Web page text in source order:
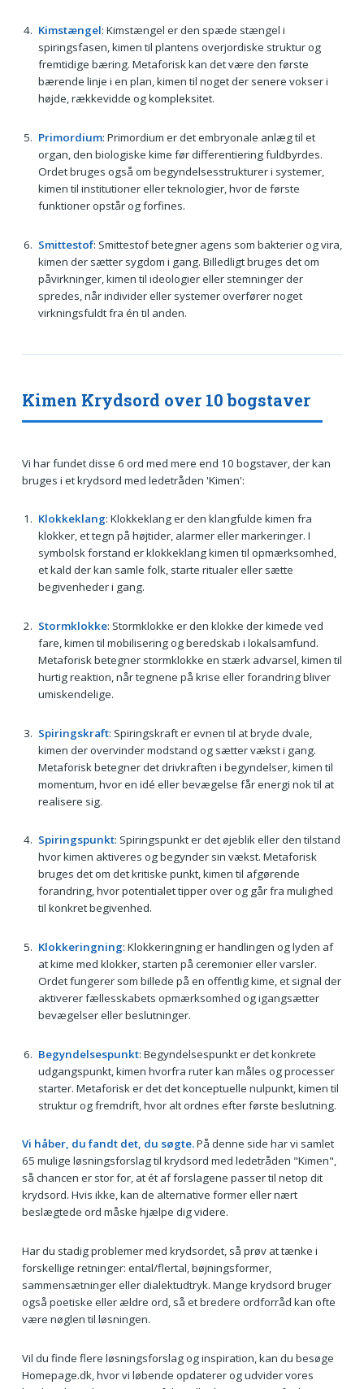
Kimstængel: Kimstængel er den spæde stængel i
spiringsfasen, kimen til plantens overjordiske struktur og
fremtidige bæring. Metaforisk kan det være den første
bærende linje i en plan, kimen til noget der senere vokser i
højde, rækkevidde og kompleksitet.
Primordium: Primordium er det embryonale anlæg til et
organ, den biologiske kime før differentiering fuldbyrdes.
Ordet bruges også om begyndelsesstrukturer i systemer,
kimen til institutioner eller teknologier, hvor de første
funktioner opstår og forfines.
Smittestof: Smittestof betegner agens som bakterier og vira,
kimen der sætter sygdom i gang. Billedligt bruges det om
påvirkninger, kimen til ideologier eller stemninger der
spredes, når individer eller systemer overfører noget
virkningsfuldt fra én til anden.
Kimen Krydsord over 10 bogstaver
Vi har fundet disse 6 ord med mere end 10 bogstaver, der kan
bruges i et krydsord med ledetråden 'Kimen':
Klokkeklang: Klokkeklang er den klangfulde kimen fra
klokker, et tegn på højtider, alarmer eller markeringer. I
symbolsk forstand er klokkeklang kimen til opmærksomhed,
et kald der kan samle folk, starte ritualer eller sætte
begivenheder i gang.
Stormklokke: Stormklokke er den klokke der kimede ved
fare, kimen til mobilisering og beredskab i lokalsamfund.
Metaforisk betegner stormklokke en stærk advarsel, kimen til
hurtig reaktion, når tegnene på krise eller forandring bliver
umiskendelige.
Spiringskraft: Spiringskraft er evnen til at bryde dvale,
kimen der overvind­er modstand og sætter vækst i gang.
Metaforisk betegner det drivkraften i begyndelser, kimen til
momentum, hvor en idé eller bevægelse får energi nok til at
realisere sig.
Spiringspunkt: Spiringspunkt er det øjeblik eller den tilstand
hvor kimen aktiveres og begynder sin vækst. Metaforisk
bruges det om det kritiske punkt, kimen til afgørende
forandring, hvor potentialet tipper over og går fra mulighed
til konkret begivenhed.
Klokkeringning: Klokkeringning er handlingen og lyden af
at kime med klokker, starten på ceremonier eller varsler.
Ordet fungerer som billede på en offentlig kime, et signal der
aktiverer fællesskabets opmærksomhed og igangsætter
bevægelser eller beslutninger.
Begyndelsespunkt: Begyndelsespunkt er det konkrete
udgangspunkt, kimen hvorfra ruter kan måles og processer
starter. Metaforisk er det det konceptuelle nulpunkt, kimen til
struktur og fremdrift, hvor alt ordnes efter første beslutning.
Vi håber, du fandt det, du søgte.På denne side har vi samlet
65 mulige løsningsforslag til krydsord med ledetråden "Kimen",
så chancen er stor for, at ét af forslagene passer til netop dit
krydsord. Hvis ikke, kan de alternative former eller nært
beslægtede ord måske hjælpe dig videre.
Har du stadig problemer med krydsordet, så prøv at tænke i
forskellige retninger: ental/flertal, bøjningsformer,
sammensætninger eller dialektudtryk. Mange krydsord bruger
også poetiske eller ældre ord, så et bredere ordforråd kan ofte
være nøglen til løsningen.
Vil du finde flere løsningsforslag og inspiration, kan du besøge
Homepage.dk, hvor vi løbende opdaterer og udvider vores